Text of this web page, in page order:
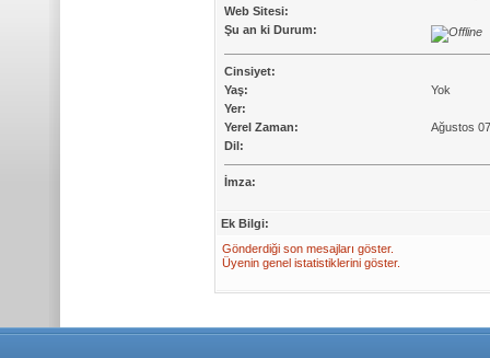
Web Sitesi:
Şu an ki Durum:
Cinsiyet:
Yaş:
Yok
Yer:
Yerel Zaman:
Ağustos
Dil:
İmza:
Ek Bilgi:
Gönderdiği son mesajları göster.
Üyenin genel istatistiklerini göster.